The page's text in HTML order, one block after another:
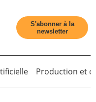
S'abonner à la
newsletter
Production et